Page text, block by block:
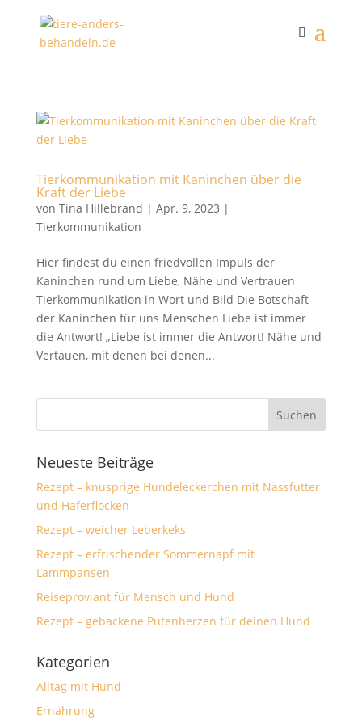
Tierkommunikation mit Kaninchen über die
Kraft der Liebe
von Tina Hillebrand | Apr. 9, 2023 |
Tierkommunikation
Hier findest du einen friedvollen Impuls der
Kaninchen rund um Liebe, Nähe und Vertrauen
Tierkommunikation in Wort und Bild Die Botschaft
der Kaninchen für uns Menschen Liebe ist immer
die Antwort! „Liebe ist immer die Antwort! Nähe und
Vertauen, mit denen bei denen...
Neueste Beiträge
Rezept – knusprige Hundeleckerchen mit Nassfutter
und Haferflocken
Rezept – weicher Leberkeks
Rezept – erfrischender Sommernapf mit
Lammpansen
Reiseproviant für Mensch und Hund
Rezept – gebackene Putenherzen für deinen Hund
Kategorien
Alltag mit Hund
Ernährung